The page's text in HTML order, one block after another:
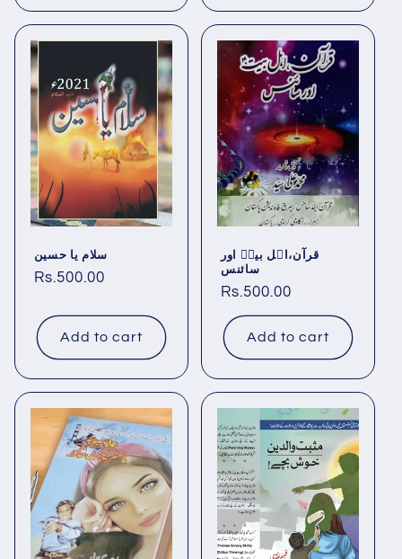
سلام یا حسین
Regular
Rs.500.00
Add to cart
قرآن،اہل بیتؑ اور
سائنس
Regular
price
Rs.500.00
Add to cart